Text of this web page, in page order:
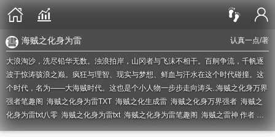
认真一点/著
海贼之化身为雷
大浪淘沙，洗尽铅华无数。浊浪拍岸，山冈者与飞沫不相干。百舸争流，千帆逐
波于惊涛骇浪之巅。疯狂与理智、现实与梦想、鲜血与汗水在这个时代碰撞。这
个时代，名为——大海贼时代。这也是个小人物一步步走向涛头..海贼之化身万界
强者笔趣阁 海贼之化身为雷TXT 海贼之化生成雷 海贼之化身万界强者 海贼之
化身为雷txt八零 海贼之化身为雷txt 海贼之化身为雷笔趣阁 海贼之雷神 作者 沐
然海贼之化龙海贼之以身化雷海贼之我为雷神海贼之化身为雷 认真一点海